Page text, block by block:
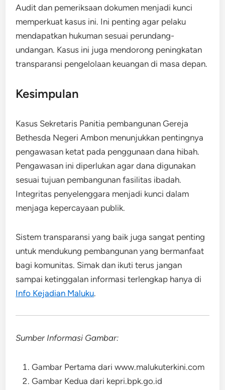
Audit dan pemeriksaan dokumen menjadi kunci
memperkuat kasus ini. Ini penting agar pelaku
mendapatkan hukuman sesuai perundang-
undangan. Kasus ini juga mendorong peningkatan
transparansi pengelolaan keuangan di masa depan.
Kesimpulan
Kasus Sekretaris Panitia pembangunan Gereja
Bethesda Negeri Ambon menunjukkan pentingnya
pengawasan ketat pada penggunaan dana hibah.
Pengawasan ini diperlukan agar dana digunakan
sesuai tujuan pembangunan fasilitas ibadah.
Integritas penyelenggara menjadi kunci dalam
menjaga kepercayaan publik.
Sistem transparansi yang baik juga sangat penting
untuk mendukung pembangunan yang bermanfaat
bagi komunitas. Simak dan ikuti terus jangan
sampai ketinggalan informasi terlengkap hanya di
Info Kejadian Maluku.
Sumber Informasi Gambar:
Gambar Pertama dari www.malukuterkini.com
Gambar Kedua dari kepri.bpk.go.id